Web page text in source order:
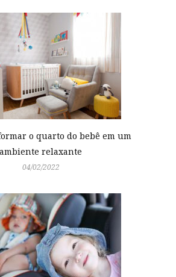
o quarto do bebê em um
ambiente relaxante
04/02/2022